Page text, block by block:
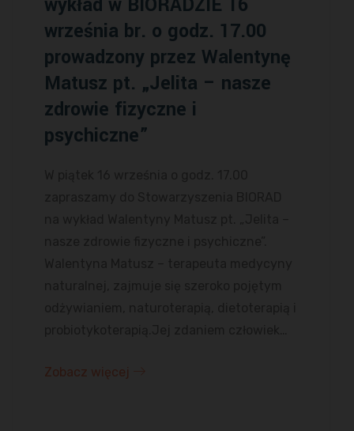
września br. o godz. 17.00
prowadzony przez Walentynę
Matusz pt. „Jelita – nasze
zdrowie fizyczne i
psychiczne”
Zobacz więcej